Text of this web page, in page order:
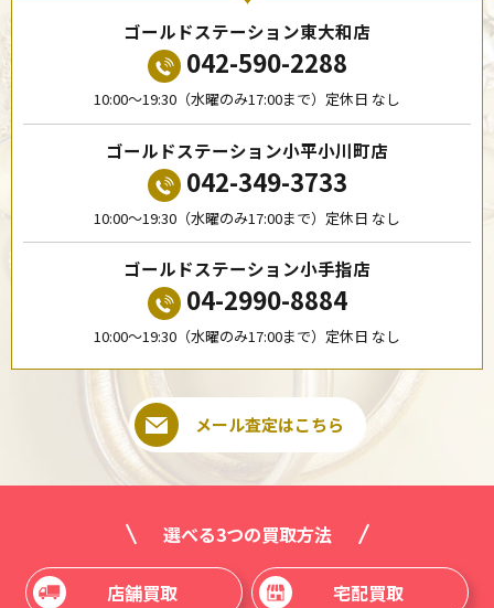
ゴールドステーション東大和店
042-590-2288
10:00〜19:30（水曜のみ17:00まで）定休日 なし
ゴールドステーション小平小川町店
042-349-3733
10:00〜19:30（水曜のみ17:00まで）定休日 なし
ゴールドステーション小手指店
04-2990-8884
10:00〜19:30（水曜のみ17:00まで）定休日 なし
メール査定はこちら
選べる3つの買取方法
店舗買取 宅配買取